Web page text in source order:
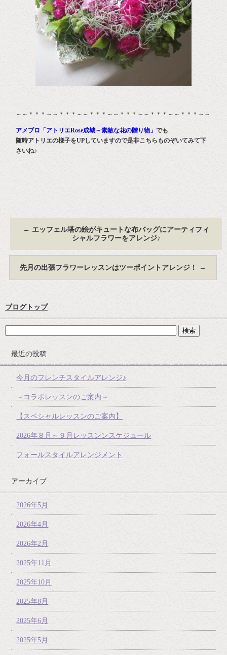
～～＊＊＊～～＊＊＊～～＊＊＊～～＊＊＊～～＊＊＊～～＊＊＊～～
アメブロ「アトリエRose成城～素敵な花の贈り物」でも
随時アトリエの様子をUPしていますので是非こちらものぞいてみて下
さいね♪
← エッフェル塔の絵がキュートな布バッグにアーティフィ
シャルフラワーをアレンジ♪
先月の出張フラワーレッスンはツーポイントアレンジ！ →
ブログトップ
最近の投稿
今月のフレンチスタイルアレンジ♪
～コラボレッスンのご案内～
【スペシャルレッスンのご案内】
2026年８月～９月レッスンンスケジュール
フォールスタイルアレンジメント
アーカイブ
2026年5月
2026年4月
2026年2月
2025年11月
2025年10月
2025年8月
2025年6月
2025年5月